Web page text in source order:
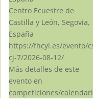
Centro Ecuestre de
Castilla y León, Segovia,
España
https://fhcyl.es/evento/
cj-7/2026-08-12/
Más detalles de este
evento en
competiciones/